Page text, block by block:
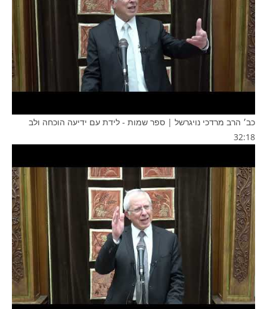
כב׳ הרב מרדכי נויגרשל | ספר שמות - לידת עם ידיעה הוכחה ולב
32:18